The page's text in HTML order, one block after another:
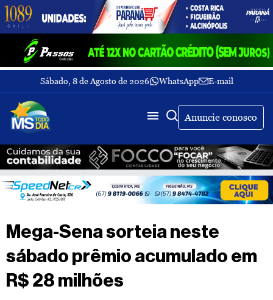
Sábado, 8 de Agosto de 2026 WhatsApp E-mail
Fechar Menu
Últimas
notícias
Galeria
de
fotos
Sobre
Nós
TV
MS
dia
Fale
conosco
Anuncie conosco
Buscar
Mega-Sena sorteia neste
sábado prêmio acumulado em
R$ 28 milhões